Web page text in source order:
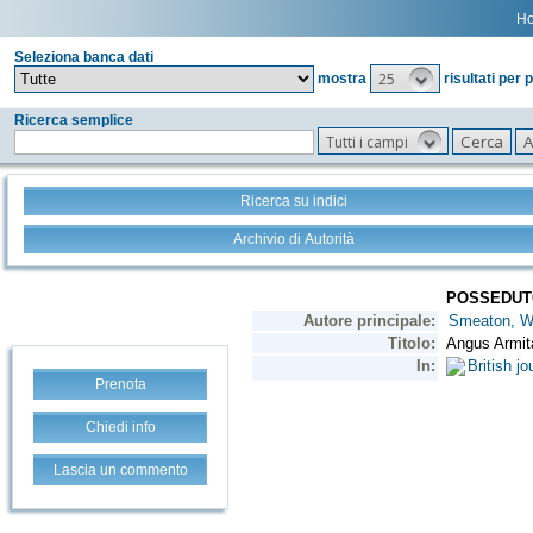
Seleziona banca dati
mostra
25 risultati per
Ricerca semplice
Tutti i campi
Ricerca su indici
Archivio di Autorità
Prenota
Chiedi info
Lascia un commento